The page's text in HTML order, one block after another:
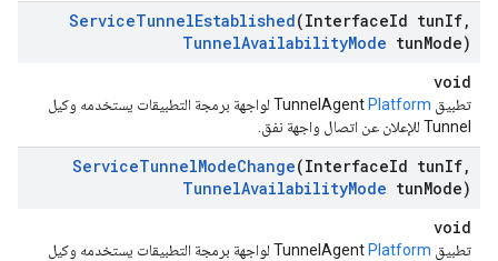
ServiceTunnelEstablished(InterfaceId tunIf,
TunnelAvailabilityMode tunMode)
void
تطبيق TunnelAgent Platform
لواجهة برمجة التطبيقات يستخدمه وكيل
Tunnel للإعلان عن اتصال واجهة نفق.
ServiceTunnelModeChange(InterfaceId tunIf,
TunnelAvailabilityMode tunMode)
void
تطبيق TunnelAgent Platform
لواجهة برمجة التطبيقات يستخدمه وكيل